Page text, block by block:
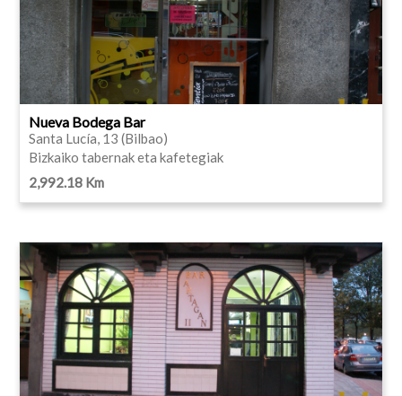
Nueva Bodega Bar
Santa Lucía, 13 (Bilbao)
Bizkaiko tabernak eta kafetegiak
2,992.18 Km